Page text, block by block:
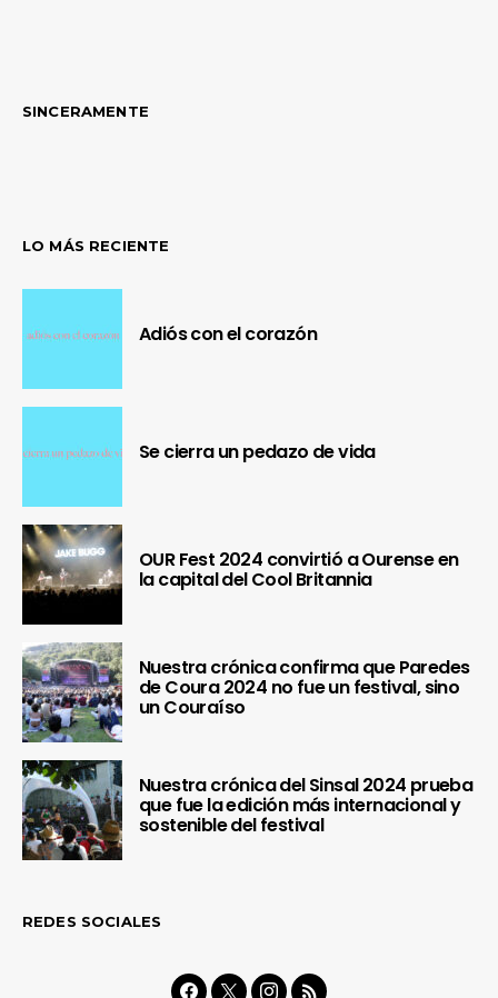
SINCERAMENTE
LO MÁS RECIENTE
Adiós con el corazón
Se cierra un pedazo de vida
OUR Fest 2024 convirtió a Ourense en
la capital del Cool Britannia
Nuestra crónica confirma que Paredes
de Coura 2024 no fue un festival, sino
un Couraíso
Nuestra crónica del Sinsal 2024 prueba
que fue la edición más internacional y
sostenible del festival
REDES SOCIALES